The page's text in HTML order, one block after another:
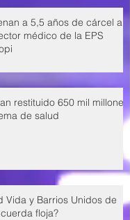
a 5,5 años de cárcel a
médico de la EPS
restituido 650 mil millones
de salud
Vida y Barrios Unidos de
floja?